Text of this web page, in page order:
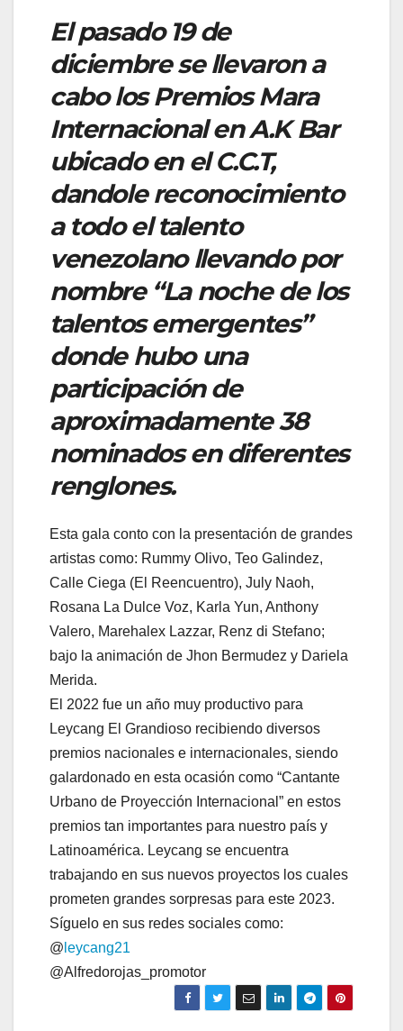
El pasado 19 de
diciembre se llevaron a
cabo los Premios Mara
Internacional en A.K Bar
ubicado en el C.C.T,
dandole reconocimiento
a todo el talento
venezolano llevando por
nombre “La noche de los
talentos emergentes”
donde hubo una
participación de
aproximadamente 38
nominados en diferentes
renglones.
Esta gala conto con la presentación de grandes
artistas como: Rummy Olivo, Teo Galindez,
Calle Ciega (El Reencuentro), July Naoh,
Rosana La Dulce Voz, Karla Yun, Anthony
Valero, Marehalex Lazzar, Renz di Stefano;
bajo la animación de Jhon Bermudez y Dariela
Merida.
El 2022 fue un año muy productivo para
Leycang El Grandioso recibiendo diversos
premios nacionales e internacionales, siendo
galardonado en esta ocasión como “Cantante
Urbano de Proyección Internacional” en estos
premios tan importantes para nuestro país y
Latinoamérica. Leycang se encuentra
trabajando en sus nuevos proyectos los cuales
prometen grandes sorpresas para este 2023.
Síguelo en sus redes sociales como:
@ leycang21
@Alfredorojas_promotor